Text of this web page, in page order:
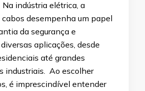
indústria elétrica, a
desempenha um papel
da segurança e
aplicações, desde
até grandes
industriais. Ao escolher
é imprescindível entender